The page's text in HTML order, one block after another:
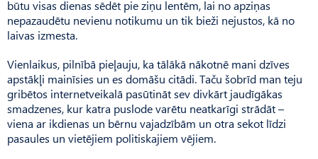
būtu visas dienas sēdēt pie ziņu lentēm, lai no apziņas
nepazaudētu nevienu notikumu un tik bieži nejustos, kā no
laivas izmesta.
Vienlaikus, pilnībā pieļauju, ka tālākā nākotnē mani dzīves
apstākļi mainīsies un es domāšu citādi. Taču šobrīd man teju
gribētos internetveikalā pasūtināt sev divkārt jaudīgākas
smadzenes, kur katra puslode varētu neatkarīgi strādāt –
viena ar ikdienas un bērnu vajadzībām un otra sekot līdzi
pasaules un vietējiem politiskajiem vējiem.